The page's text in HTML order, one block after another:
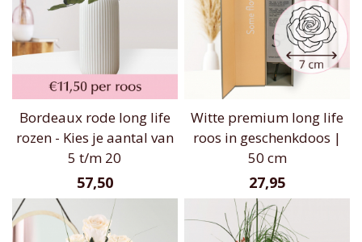
Bordeaux rode long life
rozen - Kies je aantal van
5 t/m 20
57,50
Witte premium long life
roos in geschenkdoos |
50 cm
27,95